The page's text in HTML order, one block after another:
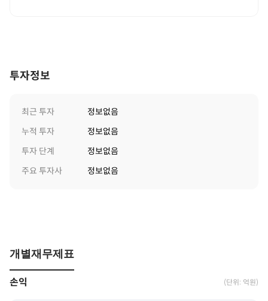
투자정보
최근 투자
정보없음
누적 투자
정보없음
투자 단계
정보없음
주요 투자사
정보없음
개별재무제표
손익 (단위: 억원)